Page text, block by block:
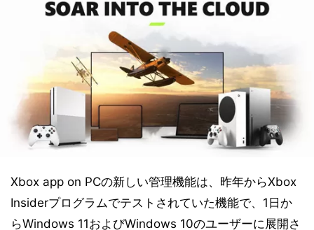
Xbox app on PCの新しい管理機能は、昨年からXbox
Insiderプログラムでテストされていた機能で、1日か
らWindows 11およびWindows 10のユーザーに展開さ